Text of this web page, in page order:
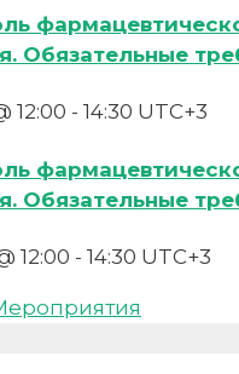
Обязательные
12:00 - 14:30 UTC+3
Обязательные
12:00 - 14:30 UTC+3